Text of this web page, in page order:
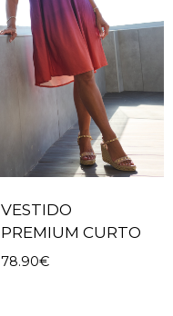
VESTIDO
PREMIUM CURTO
78.90€